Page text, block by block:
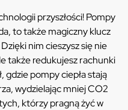
przyszłości! Pompy
to także magiczny klucz
nim cieszysz się nie
także redukujesz rachunki
gdzie pompy ciepła stają
wydzielając mniej CO2
którzy pragną żyć w